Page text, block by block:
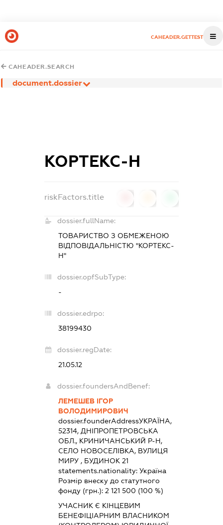
CAHEADER.GETTEST
CAHEADER.SEARCH
document.dossier
КОРТЕКС-Н
riskFactors.title
dossier.fullName:
ТОВАРИСТВО З ОБМЕЖЕНОЮ
ВІДПОВІДАЛЬНІСТЮ "КОРТЕКС-
Н"
dossier.opfSubType:
-
dossier.edrpo:
38199430
dossier.regDate:
21.05.12
dossier.foundersAndBenef:
ЛЕМЕШЕВ ІГОР
ВОЛОДИМИРОВИЧ
dossier.founderAddressУКРАЇНА,
52314, ДНІПРОПЕТРОВСЬКА
ОБЛ., КРИНИЧАНСЬКИЙ Р-Н,
СЕЛО НОВОСЕЛІВКА, ВУЛИЦЯ
МИРУ , БУДИНОК 21
statements.nationality: Україна
Розмір внеску до статутного
фонду (грн.): 2 121 500 (100 %)
УЧАСНИК Є КІНЦЕВИМ
БЕНЕФІЦІАРНИМ ВЛАСНИКОМ